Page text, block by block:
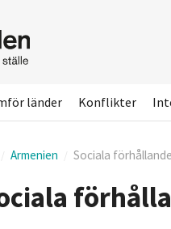
länder Konflikter
Armenien Sociala